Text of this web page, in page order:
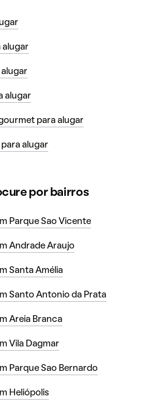
alugar
alugar
para alugar
alugar
por bairros
Parque Sao Vicente
Andrade Araujo
Santa Amélia
Santo Antonio da Prata
Areia Branca
Vila Dagmar
Parque Sao Bernardo
Heliópolis